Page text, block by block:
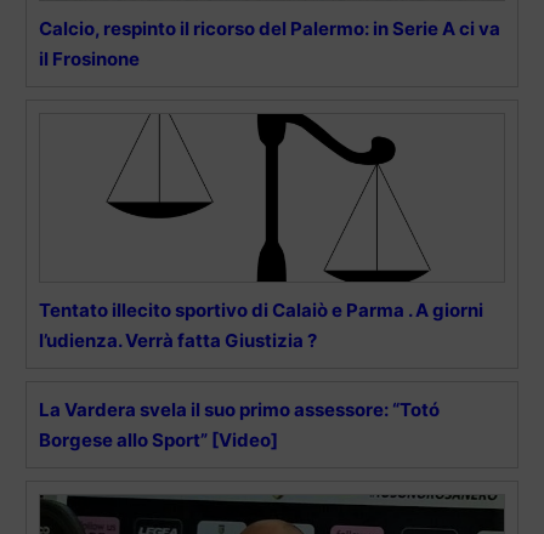
Calcio, respinto il ricorso del Palermo: in Serie A ci va
il Frosinone
Tentato illecito sportivo di Calaiò e Parma . A giorni
l’udienza. Verrà fatta Giustizia ?
La Vardera svela il suo primo assessore: “Totó
Borgese allo Sport” [Video]